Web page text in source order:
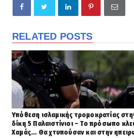
RELATED POSTS
Υπόθεση ισλαμικής τρομοκρατίας
δίκη 5 Παλαιστίνιοι – Το πρόσωπο
Χαμάς... Θα χτυπούσαν και στην